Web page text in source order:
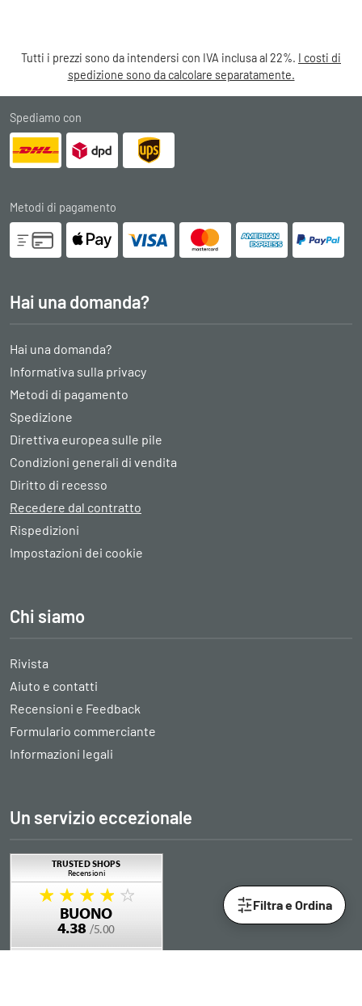
Filtra e Ordina
Tutti i prezzi sono da intendersi con IVA inclusa al 22%. I costi di
spedizione sono da calcolare separatamente.
Spediamo con
Metodi di pagamento
Hai una domanda?
Hai una domanda?
Informativa sulla privacy
Metodi di pagamento
Spedizione
Direttiva europea sulle pile
Condizioni generali di vendita
Diritto di recesso
Recedere dal contratto
Rispedizioni
Impostazioni dei cookie
Chi siamo
Rivista
Aiuto e contatti
Recensioni e Feedback
Formulario commerciante
Informazioni legali
Un servizio eccezionale